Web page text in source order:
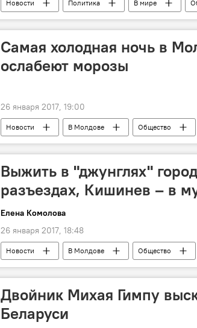
Новости Политика В мире
Шульц
выборы рейтинг
Самая холодная ночь в
ослабеют морозы
26 января 2017, 19:00
Новости В Молдове Общество
прогноз
температура холод
Выжить в "джунглях"
разъездах, Кишинев – в
Елена Комолова
26 января 2017, 18:48
Новости В Молдове Общество
Дорин Киртоакэ
мусор сугробы
Двойник Михая Гимпу
Беларуси